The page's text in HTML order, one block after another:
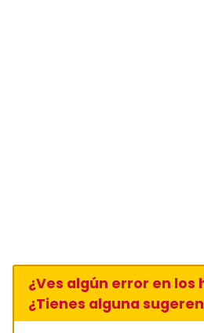
¿Ves algún error en los
¿Tienes alguna